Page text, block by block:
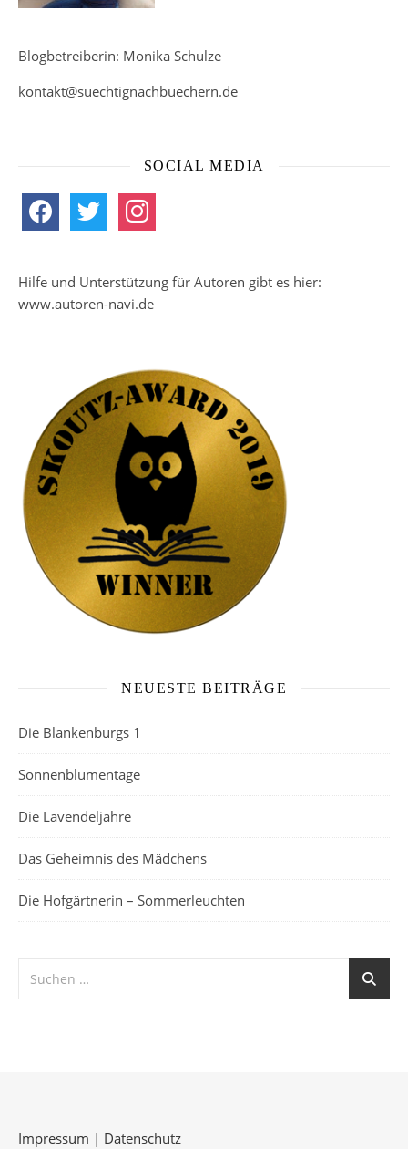
Blogbetreiberin: Monika Schulze
kontakt@suechtignachbuechern.de
SOCIAL MEDIA
facebook twitter instagram
Hilfe und Unterstützung für Autoren gibt es hier:
www.autoren-navi.de
NEUESTE BEITRÄGE
Die Blankenburgs 1
Sonnenblumentage
Die Lavendeljahre
Das Geheimnis des Mädchens
Die Hofgärtnerin – Sommerleuchten
Impressum | Datenschutz